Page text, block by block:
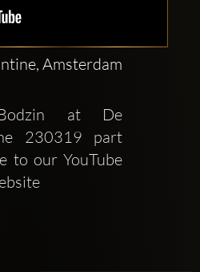
Amsterdam
at De
230319  part
to our YouTube